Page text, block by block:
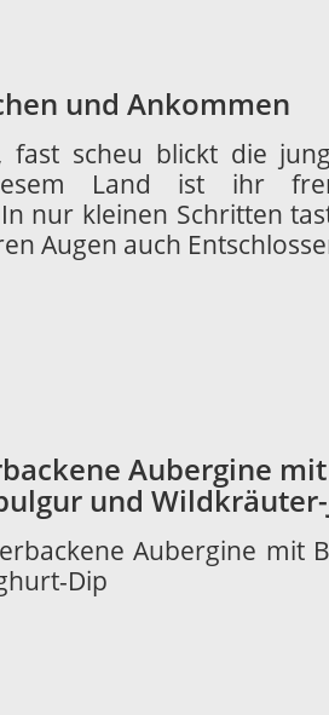
und Ankommen
fast scheu blickt die
Land ist ihr
nur kleinen Schritten
Augen auch
Aubergine mit
und
Aubergine mit
Dip